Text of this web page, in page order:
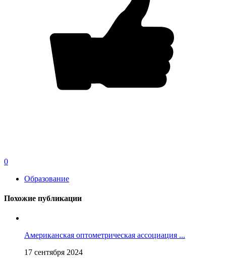
0
Образование
Похожие публикации
Американская оптометрическая ассоциация ...
17 сентября 2024